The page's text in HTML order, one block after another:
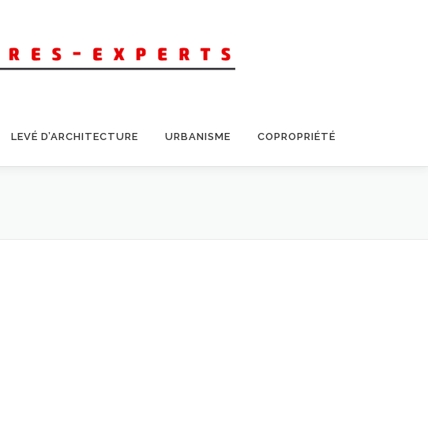
LEVÉ D’ARCHITECTURE URBANISME COPROPRIÉTÉ